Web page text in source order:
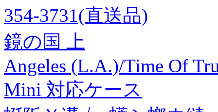
354-3731(直送品)
鏡の国 上
Angeles (L.A.)/Time Of
Mini 対応ケース